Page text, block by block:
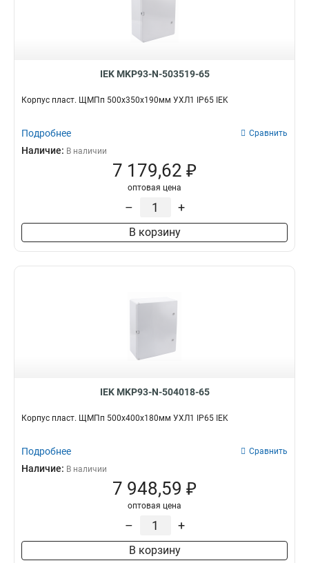
IEK MKP93-N-503519-65
Корпус пласт. ЩМПп 500х350х190мм УХЛ1 IP65 IEK
Подробнее Сравнить
Наличие: В наличии
7 179,62 ₽
оптовая цена
– +
В корзину
IEK MKP93-N-504018-65
Корпус пласт. ЩМПп 500х400х180мм УХЛ1 IP65 IEK
Подробнее Сравнить
Наличие: В наличии
7 948,59 ₽
оптовая цена
– +
В корзину